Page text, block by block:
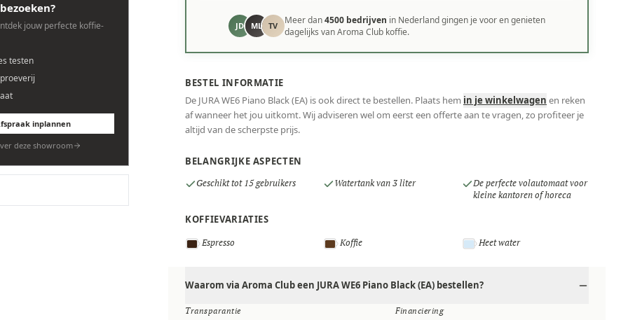
jouw perfecte koffie-
testen
inplannen
deze showroom
JD ML TV Meer dan4500 bedrijven in Nederland gingen je voor en genieten
dagelijks van Aroma Club koffie.
BESTEL INFORMATIE
De JURA WE6 Piano Black (EA) is ook direct te bestellen. Plaats hem in je winkelwagen en reken
af wanneer het jou uitkomt. Wij adviseren wel om eerst een offerte aan te vragen, zo profiteer je
altijd van de scherpste prijs.
BELANGRIJKE ASPECTEN
Geschikt tot 15 gebruikers
Watertank van 3 liter
De perfecte volautomaat voor
kleine kantoren of horeca
KOFFIEVARIATIES
Espresso
Koffie Heet water
Waarom via Aroma Club een JURA WE6 Piano Black (EA) bestellen?
Transparantie Financiering